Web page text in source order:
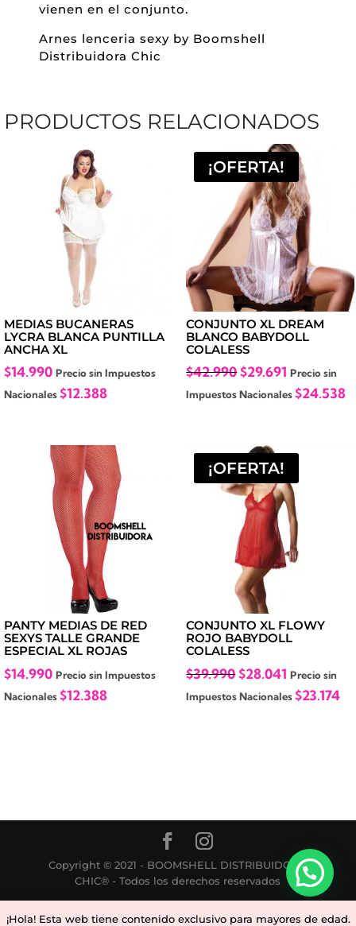
¡Hola! Esta web tiene contenido exclusivo para mayores de edad.
vienen en el conjunto.
Arnes lenceria sexy by Boomshell
Distribuidora Chic
PRODUCTOS RELACIONADOS
MEDIAS BUCANERAS
LYCRA BLANCA PUNTILLA
ANCHA XL
$14.990 Precio sin Impuestos
Nacionales$12.388
¡OFERTA!
CONJUNTO XL DREAM
BLANCO BABYDOLL
COLALESS
$42.990El
precio
$42.990.
$29.691 El
precio
$29.691.
Precio sin
Impuestos Nacionales$24.538
PANTY MEDIAS DE RED
SEXYS TALLE GRANDE
ESPECIAL XL ROJAS
$14.990 Precio sin Impuestos
Nacionales$12.388
¡OFERTA!
CONJUNTO XL FLOWY
ROJO BABYDOLL
COLALESS
$39.990El
precio
$28.041 El
precio
Precio sin
Impuestos Nacionales$23.174
Copyright © 2021 - BOOMSHELL DISTRIBUIDORA
CHIC® - Todos los derechos reservados
¡Estamos en Línea!